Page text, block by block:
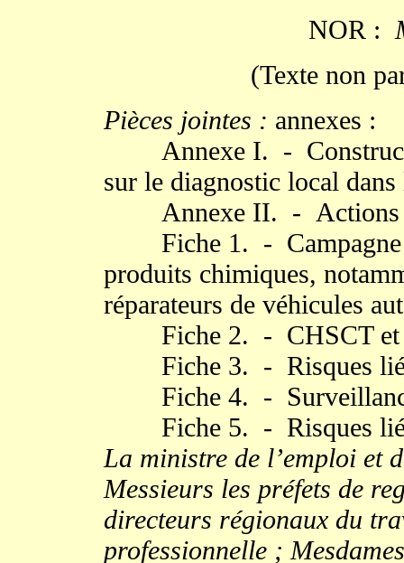
NOR :
(Texte non
Pièces jointes : annexes :
Annexe I. -
sur le diagnostic local
Annexe II. - Actions
Fiche 1. - Campagne
produits chimiques,
réparateurs de véhicules
Fiche 2. - CHSCT et
Fiche 3. - Risques liés
Fiche 4. - Surveillance
Fiche 5. - Risques liés
La ministre de l’emploi et
Messieurs les préfets de
directeurs régionaux du
professionnelle ;